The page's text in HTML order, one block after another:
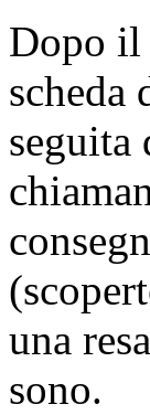
Dopo il
scheda
seguita
una
sono.